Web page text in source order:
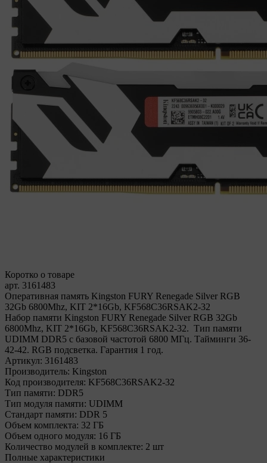
Коротко о товаре
арт. 3161483
Оперативная память Kingston FURY Renegade Silver RGB
32Gb 6800Mhz, KIT 2*16Gb, KF568C36RSAK2-32
Набор памяти Kingston FURY Renegade Silver RGB 32Gb
6800Mhz, KIT 2*16Gb, KF568C36RSAK2-32. Тип памяти
UDIMM DDR5 с базовой частотой 6800 МГц. Тайминги 36-
42-42. RGB подсветка. Гарантия 1 год.
Артикул: 3161483
Производитель: Kingston
Код производителя: KF568C36RSAK2-32
Тип памяти: DDR5
Тип модуля памяти: UDIMM
Стандарт памяти: DDR 5
Объем комплекта: 32 ГБ
Объем одного модуля: 16 ГБ
Количество модулей в комплекте: 2 шт
Полные характеристики